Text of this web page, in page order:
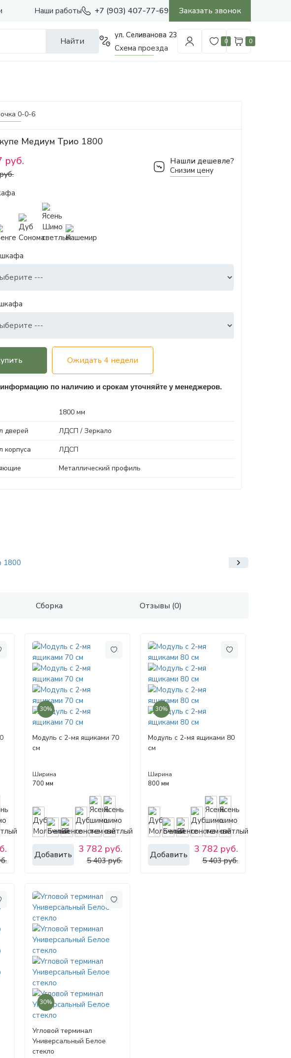
Наши работы +7 (903) 407-77-69 Заказать звонок
Найти
ул. Селиванова 23
Схема проезда
0 0
0-0-6
Медиум Трио 1800
руб. Нашли дешевле?
Снизим цену
шкафа
Ожидать 4 недели
по наличию и срокам уточняйте у менеджеров.
1800 мм
дверей
ЛДСП / Зеркало
корпуса
ЛДСП
Металлический профиль
Сборка Отзывы (0)
30%
Модуль с 2-мя ящиками 70
см
Ширина
700 мм
Добавить 3 782 руб.
5 403 руб.
30%
Модуль с 2-мя ящиками 80
см
Ширина
800 мм
Добавить 3 782 руб.
5 403 руб.
30%
Угловой терминал
Универсальный Белое
стекло